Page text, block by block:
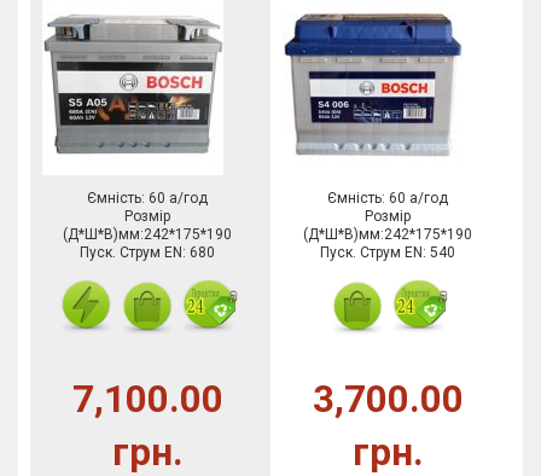
Ємність: 60 а/год
Розмір
(Д*Ш*В)мм:242*175*190
Пуск. Струм EN: 680
7,100.00
грн.
Ємність: 60 а/год
Розмір
(Д*Ш*В)мм:242*175*190
Пуск. Струм EN: 540
3,700.00
грн.